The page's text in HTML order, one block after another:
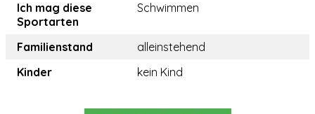
Ich mag diese
Sportarten
Schwimmen
Familienstand
alleinstehend
Kinder
kein Kind